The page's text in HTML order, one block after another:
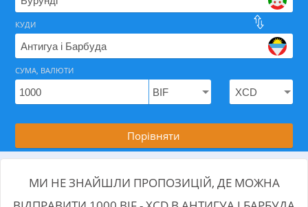
Знайдіть найкращий спосіб як відправити гроші з
КУДИ
СУМА, ВАЛЮТИ
Порівняти
МИ НЕ ЗНАЙШЛИ ПРОПОЗИЦІЙ, ДЕ МОЖНА